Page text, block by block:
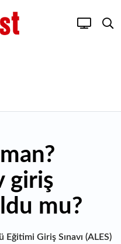
giriş
mu?
Giriş Sınavı (ALES)